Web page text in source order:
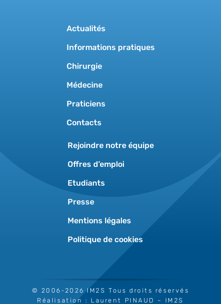
Actualités
Informations pratiques
Chirurgie
Médecine
Praticiens
Contacts
Rejoindre notre équipe
Offres d’emploi
Etudiants
Presse
Mentions légales
Politique de cookies
© 2006-2026 IM2S Tous droits réservés
Réalisation : Laurent PINAUD – IM2S